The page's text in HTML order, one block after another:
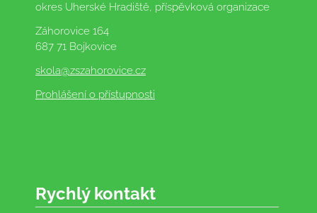
okres Uherské Hradiště, příspěvková organizace
Záhorovice 164
687 71 Bojkovice
skola@zszahorovice.cz
Prohlášení o přístupnosti
Rychlý kontakt